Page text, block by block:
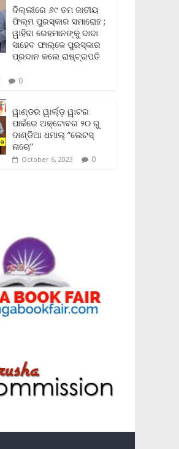
l
y
ଦିଲ୍ଲୀରେ ୬୯ ତମ ଜାତୀୟ
ଫିଲ୍ମ ପୁରସ୍କାର ସମାରୋହ ;
ୱାହିଦା ରେହମାନଙ୍କୁ ଦାଦା
ସାହେବ ଫାଲ୍‌କେ ପୁରସ୍କାର
ପ୍ରଦାନ କଲେ ରାଷ୍ଟ୍ରପତି
0
ୱାଣ୍ଡର ୱାର୍ଲ୍‌ଡ଼ ୱାଟର
ପାର୍କରେ ଅକ୍ଟୋବର ୨୦ ରୁ
ଦାଣ୍ଡିଆ ଧମାଲ୍ “ଲେଟସ୍
ନାଚୋ”
October 6, 2023 0